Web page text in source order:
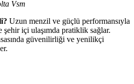
Vsm
Uzun menzil ve güçlü performansıyla
içi ulaşımda pratiklik sağlar.
güvenilirliği ve yenilikçi